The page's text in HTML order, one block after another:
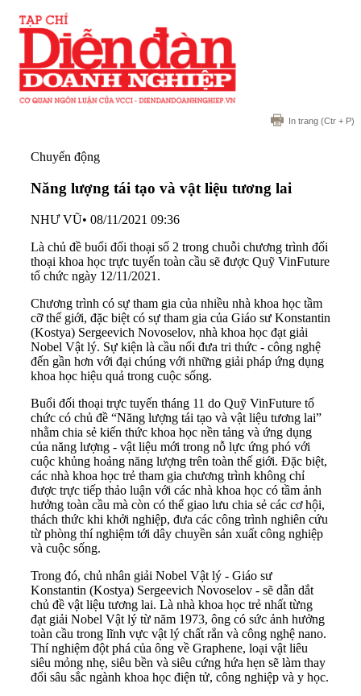
In trang (Ctr + P)
Chuyển động
Năng lượng tái tạo và vật liệu tương lai
NHƯ VŨ• 08/11/2021 09:36
Là chủ đề buổi đối thoại số 2 trong chuỗi chương trình đối
thoại khoa học trực tuyến toàn cầu sẽ được Quỹ VinFuture
tổ chức ngày 12/11/2021.
Chương trình có sự tham gia của nhiều nhà khoa học tầm
cỡ thế giới, đặc biệt có sự tham gia của Giáo sư Konstantin
(Kostya) Sergeevich Novoselov, nhà khoa học đạt giải
Nobel Vật lý. Sự kiện là cầu nối đưa tri thức - công nghệ
đến gần hơn với đại chúng với những giải pháp ứng dụng
khoa học hiệu quả trong cuộc sống.
Buổi đối thoại trực tuyến tháng 11 do Quỹ VinFuture tổ
chức có chủ đề “Năng lượng tái tạo và vật liệu tương lai”
nhằm chia sẻ kiến thức khoa học nền tảng và ứng dụng
của năng lượng - vật liệu mới trong nỗ lực ứng phó với
cuộc khủng hoảng năng lượng trên toàn thế giới. Đặc biệt,
các nhà khoa học trẻ tham gia chương trình không chỉ
được trực tiếp thảo luận với các nhà khoa học có tầm ảnh
hưởng toàn cầu mà còn có thể giao lưu chia sẻ các cơ hội,
thách thức khi khởi nghiệp, đưa các công trình nghiên cứu
từ phòng thí nghiệm tới dây chuyền sản xuất công nghiệp
và cuộc sống.
Trong đó, chủ nhân giải Nobel Vật lý - Giáo sư
Konstantin (Kostya) Sergeevich Novoselov - sẽ dẫn dắt
chủ đề vật liệu tương lai. Là nhà khoa học trẻ nhất từng
đạt giải Nobel Vật lý từ năm 1973, ông có sức ảnh hưởng
toàn cầu trong lĩnh vực vật lý chất rắn và công nghệ nano.
Thí nghiệm đột phá của ông về Graphene, loại vật liêu
siêu mỏng nhẹ, siêu bền và siêu cứng hứa hẹn sẽ làm thay
đổi sâu sắc ngành khoa học điện tử, công nghiệp và y học.